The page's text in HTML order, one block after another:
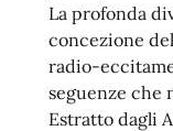
La profonda
concezione
radio-
seguenze che
Estratto dagli